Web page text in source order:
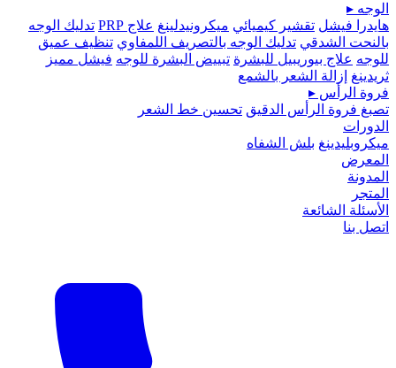
الوجه ▸
هايدرا فيشل تقشير كيميائي ميكرونيدلينغ علاج PRP
تدليك الوجه
بالنحت الشدقي تدليك الوجه بالتصريف اللمفاوي تنظيف عميق
للوجه علاج بيوريبيل للبشرة تبييض البشرة للوجه فيشل مميز
ثريدينغ إزالة الشعر بالشمع
فروة الرأس ▸
تصبغ فروة الرأس الدقيق تحسين خط الشعر
الدورات
ميكروبلیدينغ بلش الشفاه
المعرض
المدونة
المتجر
الأسئلة الشائعة
اتصل بنا